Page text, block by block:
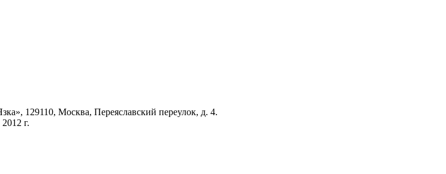
129110, Москва, Переяславский переулок, д. 4.
г.